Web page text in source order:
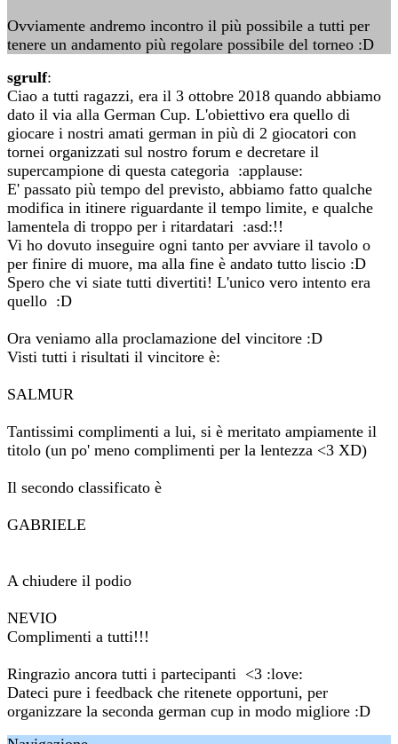
Ovviamente andremo incontro il più possibile a tutti per
tenere un andamento più regolare possibile del torneo :D
sgrulf:
Ciao a tutti ragazzi, era il 3 ottobre 2018 quando abbiamo
dato il via alla German Cup. L'obiettivo era quello di
giocare i nostri amati german in più di 2 giocatori con
tornei organizzati sul nostro forum e decretare il
supercampione di questa categoria :applause:
E' passato più tempo del previsto, abbiamo fatto qualche
modifica in itinere riguardante il tempo limite, e qualche
lamentela di troppo per i ritardatari :asd:!!
Vi ho dovuto inseguire ogni tanto per avviare il tavolo o
per finire di muore, ma alla fine è andato tutto liscio :D
Spero che vi siate tutti divertiti! L'unico vero intento era
quello :D
Ora veniamo alla proclamazione del vincitore :D
Visti tutti i risultati il vincitore è:
SALMUR
Tantissimi complimenti a lui, si è meritato ampiamente il
titolo (un po' meno complimenti per la lentezza <3 XD)
Il secondo classificato è
GABRIELE
A chiudere il podio
NEVIO
Complimenti a tutti!!!
Ringrazio ancora tutti i partecipanti <3 :love:
Dateci pure i feedback che ritenete opportuni, per
organizzare la seconda german cup in modo migliore :D